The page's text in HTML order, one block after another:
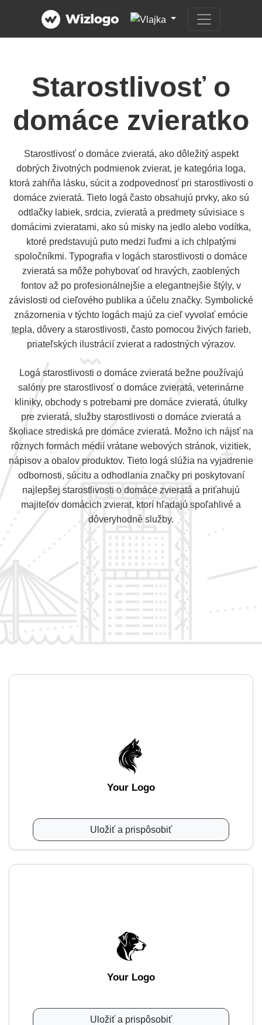
Starostlivosť o
domáce zvieratko
Starostlivosť o domáce zvieratá, ako dôležitý aspekt
dobrých životných podmienok zvierat, je kategória loga,
ktorá zahŕňa lásku, súcit a zodpovednosť pri starostlivosti o
domáce zvieratá. Tieto logá často obsahujú prvky, ako sú
odtlačky labiek, srdcia, zvieratá a predmety súvisiace s
domácimi zvieratami, ako sú misky na jedlo alebo vodítka,
ktoré predstavujú puto medzi ľuďmi a ich chlpatými
spoločníkmi. Typografia v logách starostlivosti o domáce
zvieratá sa môže pohybovať od hravých, zaoblených
fontov až po profesionálnejšie a elegantnejšie štýly, v
závislosti od cieľového publika a účelu značky. Symbolické
znázornenia v týchto logách majú za cieľ vyvolať emócie
tepla, dôvery a starostlivosti, často pomocou živých farieb,
priateľských ilustrácií zvierat a radostných výrazov.
Logá starostlivosti o domáce zvieratá bežne používajú
salóny pre starostlivosť o domáce zvieratá, veterinárne
kliniky, obchody s potrebami pre domáce zvieratá, útulky
pre zvieratá, služby starostlivosti o domáce zvieratá a
školiace strediská pre domáce zvieratá. Možno ich nájsť na
rôznych formách médií vrátane webových stránok, vizitiek,
nápisov a obalov produktov. Tieto logá slúžia na vyjadrenie
odbornosti, súcitu a odhodlania značky pri poskytovaní
najlepšej starostlivosti o domáce zvieratá a priťahujú
majiteľov domácich zvierat, ktorí hľadajú spoľahlivé a
dôveryhodné služby.
Your Logo
Uložiť a prispôsobiť
Your Logo
Uložiť a prispôsobiť